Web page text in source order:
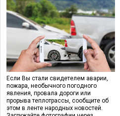
Если Вы стали свидетелем аварии,
пожара, необычного погодного
явления, провала дороги или
прорыва теплотрассы, сообщите об
этом в ленте народных новостей.